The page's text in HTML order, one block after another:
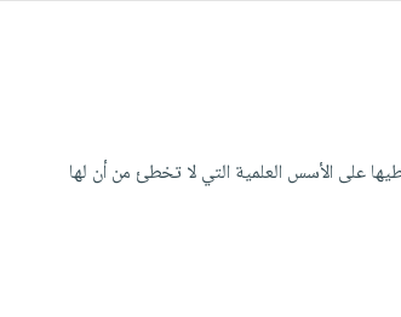
على الأسس العلمية التي لا تخطئ من أن لها